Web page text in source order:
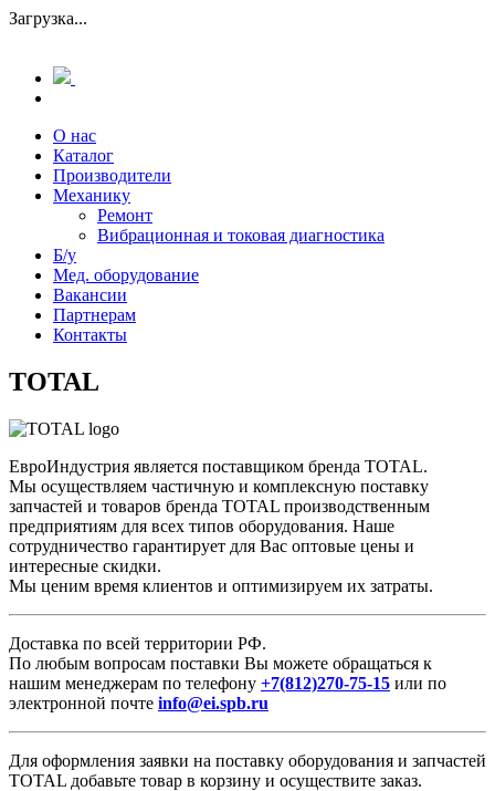
Загрузка...
О нас
Каталог
Производители
Механику
Ремонт
Вибрационная и токовая диагностика
Б/у
Мед. оборудование
Вакансии
Партнерам
Контакты
TOTAL
ЕвроИндустрия является поставщиком бренда TOTAL.
Мы осуществляем частичную и комплексную поставку
запчастей и товаров бренда TOTAL производственным
предприятиям для всех типов оборудования. Наше
сотрудничество гарантирует для Вас оптовые цены и
интересные скидки.
Мы ценим время клиентов и оптимизируем их затраты.
Доставка по всей территории РФ.
По любым вопросам поставки Вы можете обращаться к
нашим менеджерам по телефону +7(812)270-75-15 или по
электронной почте info@ei.spb.ru
Для оформления заявки на поставку оборудования и запчастей
TOTAL добавьте товар в корзину и осуществите заказ.